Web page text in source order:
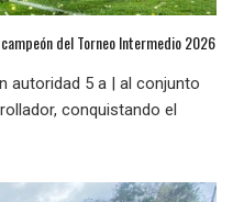
del Torneo Intermedio 2026
autoridad 5 a | al conjunto
conquistando el